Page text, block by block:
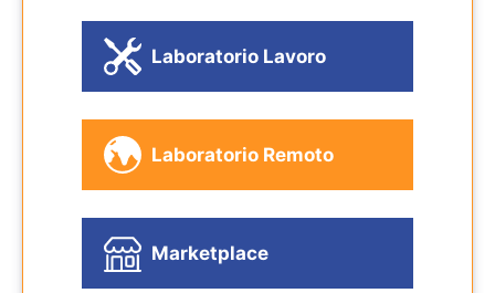
Laboratorio Lavoro
Laboratorio Remoto
Marketplace